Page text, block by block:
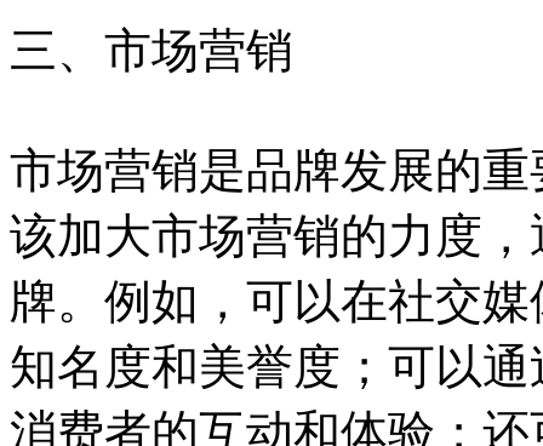
三、市场营销
市场营销是品牌发展的
该加大市场营销的力度
牌。例如，可以在社交
知名度和美誉度；可以
消费者的互动和体验；